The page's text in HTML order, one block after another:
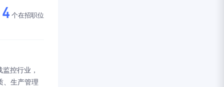
4 个在招职位
控行业，
、生产管理